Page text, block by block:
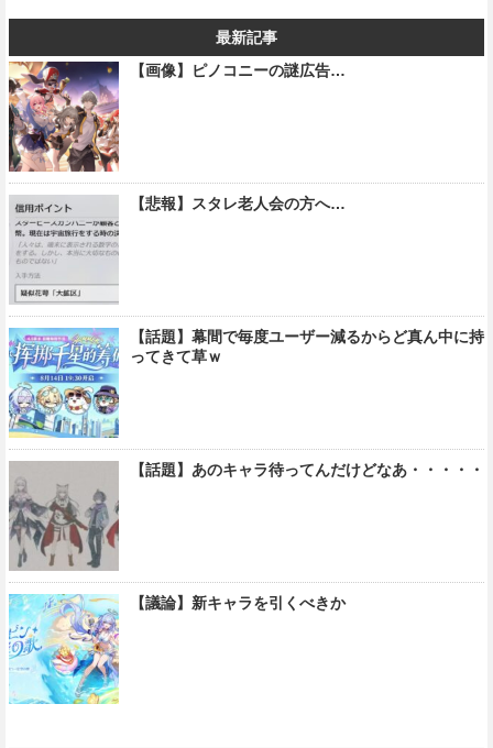
最新記事
【画像】ピノコニーの謎広告…
【悲報】スタレ老人会の方へ…
【話題】幕間で毎度ユーザー減るからど真ん中に持
ってきて草ｗ
【話題】あのキャラ待ってんだけどなあ・・・・・
【議論】新キャラを引くべきか